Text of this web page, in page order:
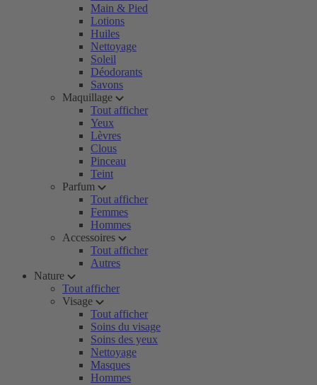
Main & Pied
Lotions
Huiles
Nettoyage
Soleil
Déodorants
Savons
Maquillage
Tout afficher
Yeux
Lèvres
Clous
Pinceau
Teint
Parfum
Tout afficher
Femmes
Hommes
Accessoires
Tout afficher
Autres
Nature
Tout afficher
Visage
Tout afficher
Soins du visage
Soins des yeux
Nettoyage
Masques
Hommes